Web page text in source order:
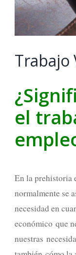
Trabajo
el
En la prehistoria
normalmente se
necesidad en
económico que
nuestras